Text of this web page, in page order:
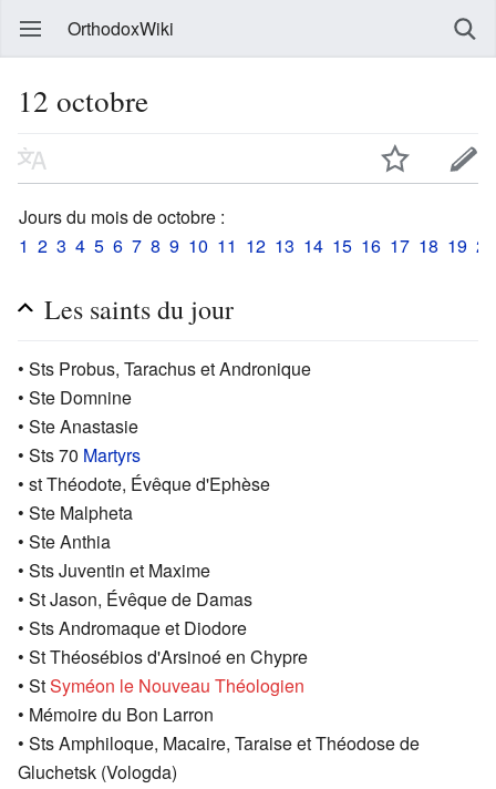
OrthodoxWiki
12 octobre
Jours du mois de octobre :
1 2 3 4 5 6 7 8 9 10 11 12 13 14 15 16 17 18 19 20
Les saints du jour
• Sts Probus, Tarachus et Andronique
• Ste Domnine
• Ste Anastasie
• Sts 70 Martyrs
• st Théodote, Évêque d'Ephèse
• Ste Malpheta
• Ste Anthia
• Sts Juventin et Maxime
• St Jason, Évêque de Damas
• Sts Andromaque et Diodore
• St Théosébios d'Arsinoé en Chypre
• StSyméon le Nouveau Théologien
• Mémoire du Bon Larron
• Sts Amphiloque, Macaire, Taraise et Théodose de
Gluchetsk (Vologda)